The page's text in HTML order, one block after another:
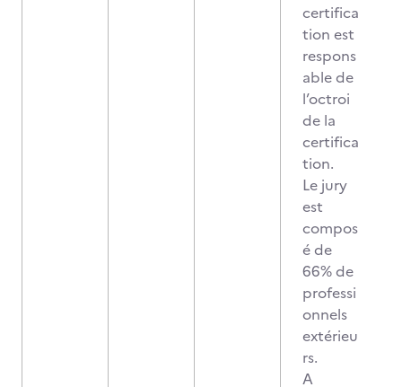
certifica
tion est
respons
able de
l’octroi
de la
certifica
tion.
Le jury
est
compos
é de
66% de
professi
onnels
extérieu
rs.
A